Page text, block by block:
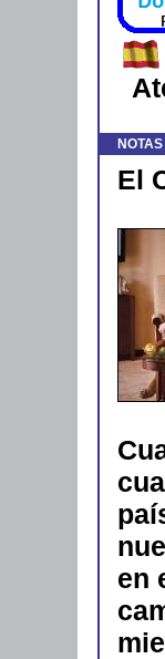
El
en